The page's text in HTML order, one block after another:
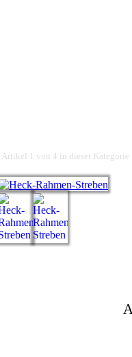
Artikel 1 von 4 in dieser Kategorie